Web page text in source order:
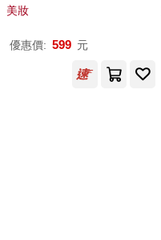
美妝
優惠價: 599 元